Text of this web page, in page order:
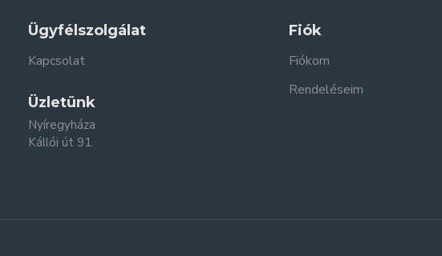
Ügyfélszolgálat
Kapcsolat
Üzletünk
Nyíregyháza
Kállói út 91.
Fiók
Fiókom
Rendeléseim